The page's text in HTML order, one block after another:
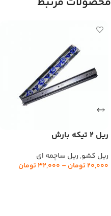
ریل 2 تیکه بارش
ریل کشو, ریل ساچمه ای
20,000تومان–
32,000تومان